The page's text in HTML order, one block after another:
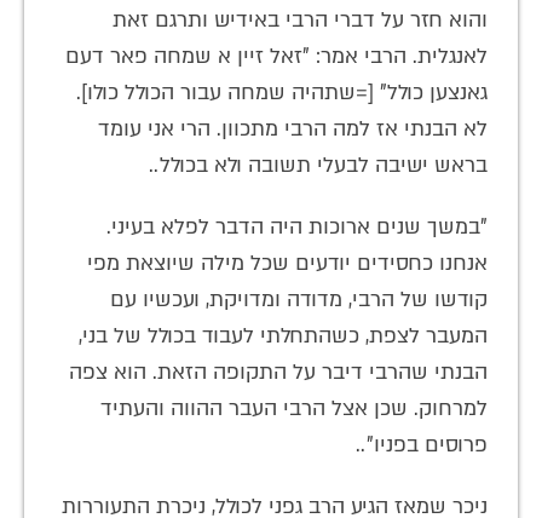
והוא חזר על דברי הרבי באידיש ותרגם זאת
לאנגלית. הרבי אמר: "זאל זיין א שמחה פאר דעם
גאנצען כולל" [=שתהיה שמחה עבור הכולל כולו].
לא הבנתי אז למה הרבי מתכוון. הרי אני עומד
בראש ישיבה לבעלי תשובה ולא בכולל..
"במשך שנים ארוכות היה הדבר לפלא בעיני.
אנחנו כחסידים יודעים שכל מילה שיוצאת מפי
קודשו של הרבי, מדודה ומדויקת, ועכשיו עם
המעבר לצפת, כשהתחלתי לעבוד בכולל של בני,
הבנתי שהרבי דיבר על התקופה הזאת. הוא צפה
למרחוק. שכן אצל הרבי העבר ההווה והעתיד
פרוסים בפניו"..
ניכר שמאז הגיע הרב גפני לכולל, ניכרת התעוררות